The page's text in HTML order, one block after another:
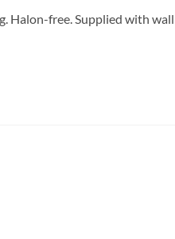
Halon-free. Supplied with wall